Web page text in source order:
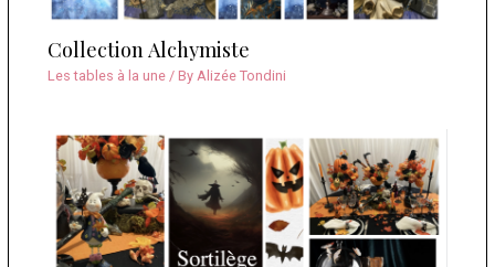
Collection Alchymiste
Les tables à la une/ By Alizée Tondini